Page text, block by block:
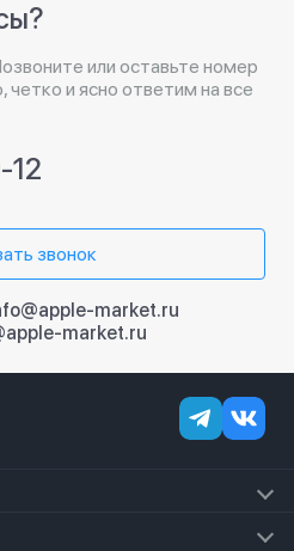
или оставьте номер
четко и ясно ответим на все
12
звонок
market.ru
market.ru